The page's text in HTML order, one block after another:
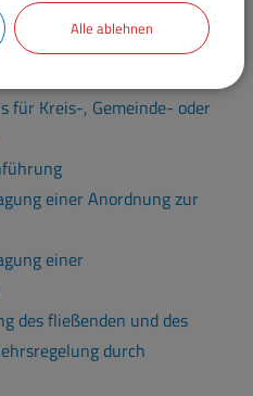
Vergabe
für Kreis-, Gemeinde- oder
einer Anordnung zur
einer
des fließenden und des
durch
Alle ablehnen